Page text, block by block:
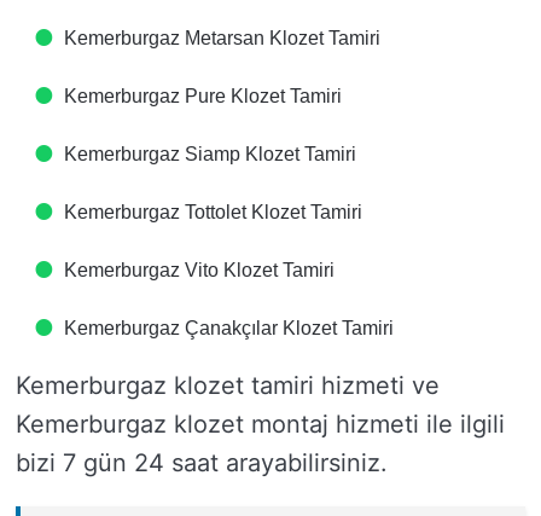
Kemerburgaz Metarsan Klozet Tamiri
Kemerburgaz Pure Klozet Tamiri
Kemerburgaz Siamp Klozet Tamiri
Kemerburgaz Tottolet Klozet Tamiri
Kemerburgaz Vito Klozet Tamiri
Kemerburgaz Çanakçılar Klozet Tamiri
Kemerburgaz klozet tamiri hizmeti ve
Kemerburgaz klozet montaj hizmeti ile ilgili
bizi 7 gün 24 saat arayabilirsiniz.